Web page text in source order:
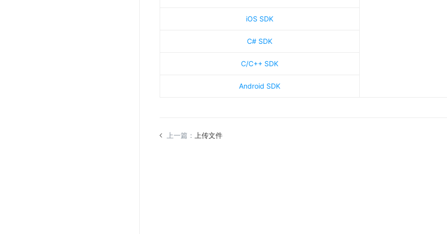
iOS SDK
C# SDK
C/C++ SDK
Android SDK
上一篇： 上传文件